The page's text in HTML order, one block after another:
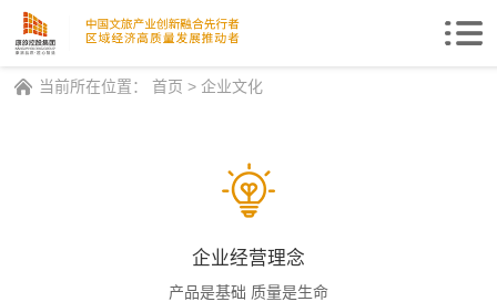
当前所在位置：
首页 > 企业文化
企业经营理念
产品是基础 质量是生命